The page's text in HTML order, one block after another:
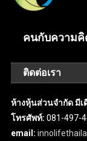
คนกับความคิ
ติดต่อเรา
ห้างหุ้นส่วนจำกัด มีเ
โทรศัพท์: 081-497-
email: